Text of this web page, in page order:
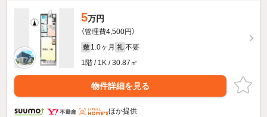
5万円
（管理費4,500円）
敷 1.0ヶ月 礼 不要
1階 / 1K / 30.87㎡
物件詳細を見る
ほか提供